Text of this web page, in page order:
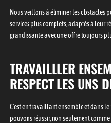
Nous veillons à éliminer les obstacles
services plus complets, adaptés à leur
grandissante avec une offre toujours
TRAVAILLLER
RESPECT LES UNS
C’est en travaillant ensemble et dans
pouvons réussir, non seulement